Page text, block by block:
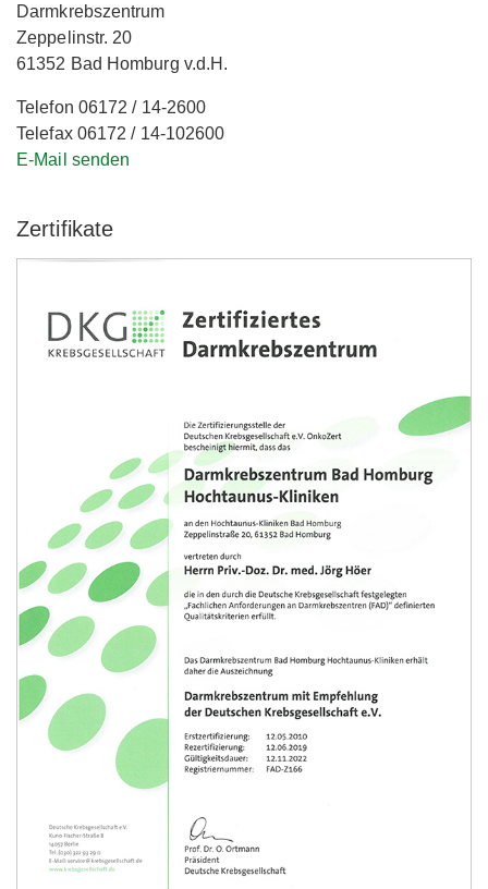
Darmkrebszentrum
Zeppelinstr. 20
61352 Bad Homburg v.d.H.
Telefon 06172 / 14-2600
Telefax 06172 / 14-102600
E-Mail senden
Zertifikate